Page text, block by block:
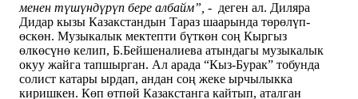
менен түшүндүрүп бере албайм”, - деген ал. Диляра
Дидар кызы Казакстандын Тараз шаарында төрөлүп-
өскөн. Музыкалык мектепти бүткөн соң Кыргыз
өлкөсүнө келип, Б.Бейшеналиева атындагы музыкалык
окуу жайга тапшырган. Ал арада “Кыз-Бурак” тобунда
солист катары ырдап, андан соң жеке ырчылыкка
киришкен. Көп өтпөй Казакстанга кайтып, аталган